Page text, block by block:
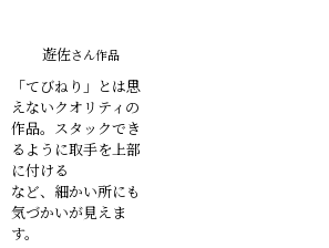
遊佐さん作品
「てびねり」とは思
えないクオリティの
作品。スタックでき
るように取手を上部
に付ける
など、細かい所にも
気づかいが見えま
す。